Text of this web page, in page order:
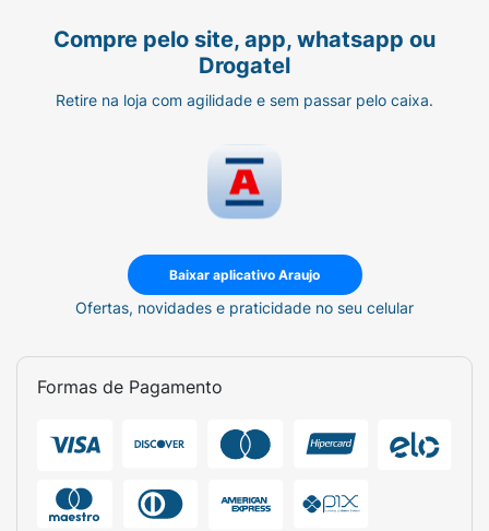
Compre pelo site, app, whatsapp ou
Drogatel
Retire na loja com agilidade e sem passar pelo caixa.
Baixar aplicativo Araujo
Ofertas, novidades e praticidade no seu celular
Formas de Pagamento